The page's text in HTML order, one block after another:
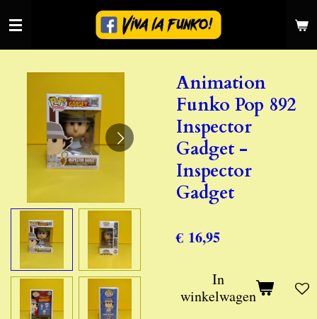
direct
naar
Animation
Funko Pop 892
Inspector
Gadget -
Inspector
Gadget
€ 16,95
In
winkelwagen